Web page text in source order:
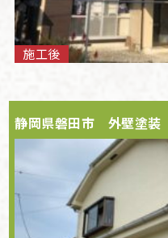
施工後
静岡県磐田市 外壁塗